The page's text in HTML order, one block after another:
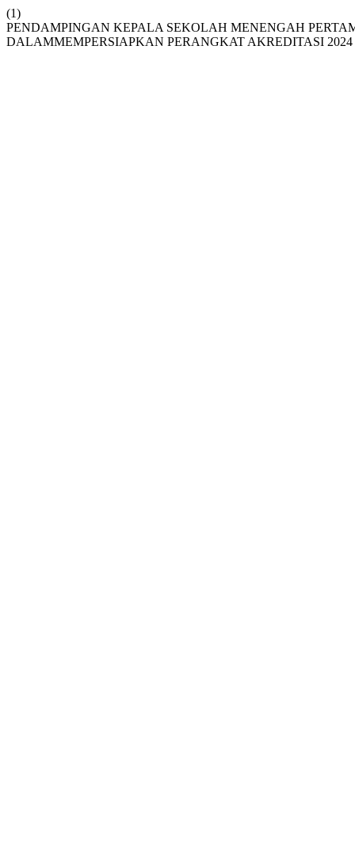
(1)
PENDAMPINGAN KEPALA SEKOLAH MENENGAH
DALAMMEMPERSIAPKAN PERANGKAT AKREDITASI